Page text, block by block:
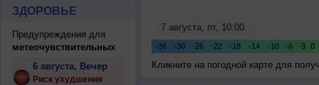
ЗДОРОВЬЕ
Предупреждения для
метеочувствительных
6 августа, Вечер
Риск ухудшения
Кликните на погодной карте для